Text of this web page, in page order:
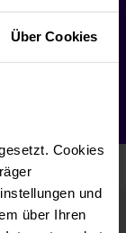
Über Cookies
Cookies
und
über Ihren